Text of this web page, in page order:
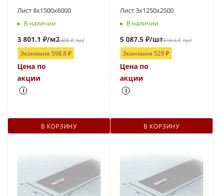
Лист 8х1500х6000
В наличии
4 400₽ /м2
3 801.1 ₽/м2
Экономия 598.8₽
Цена по
акции
i
В КОРЗИНУ
Лист 3х1250х2500
В наличии
5 616.6₽ /шт
5 087.5 ₽/шт
Экономия 529₽
Цена по
акции
i
В КОРЗИНУ